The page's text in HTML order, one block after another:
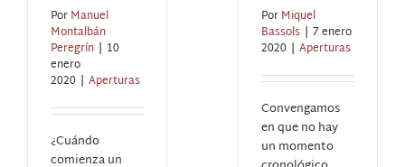
PorManuel
Montalbán
Peregrín | 10
enero
2020 | Aperturas
¿Cuándo
comienza un
PorMiquel
Bassols | 7 enero
2020 | Aperturas
Convengamos
en que no hay
un momento